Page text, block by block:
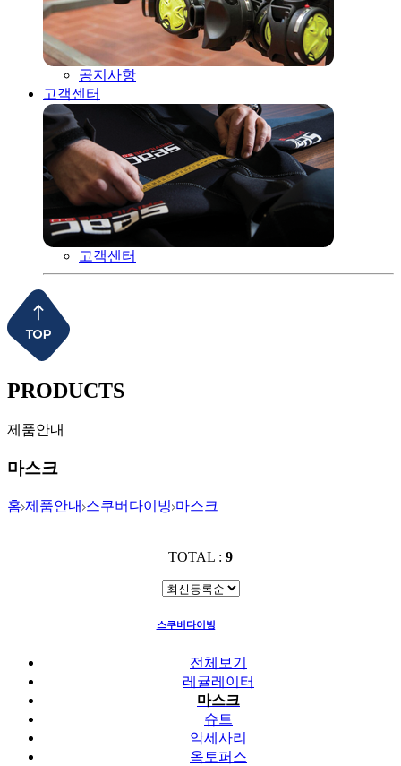
공지사항
고객센터
고객센터
PRODUCTS
제품안내
마스크
홈 제품안내 스쿠버다이빙 마스크
TOTAL : 9
스쿠버다이빙
전체보기
레귤레이터
마스크
슈트
악세사리
옥토퍼스